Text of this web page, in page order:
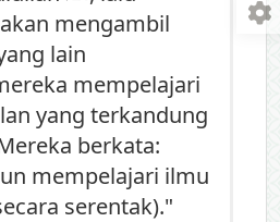
mengambil
lain
mempelajari
yang terkandung
berkata:
mempelajari ilmu
serentak)."